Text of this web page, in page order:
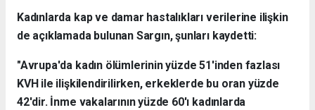
Kadınlarda kap ve damar hastalıkları verilerine ilişkin
de açıklamada bulunan Sargın, şunları kaydetti:
"Avrupa'da kadın ölümlerinin yüzde 51'inden fazlası
KVH ile ilişkilendirilirken, erkeklerde bu oran yüzde
42'dir. İnme vakalarının yüzde 60'ı kadınlarda